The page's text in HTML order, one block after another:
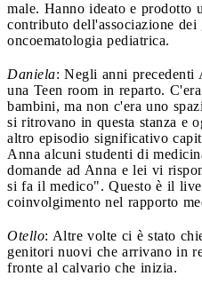
male. Hanno ideato e prodotto
contributo dell'associazione
oncoematologia pediatrica.
Daniela: Negli anni precedenti
una Teen room in reparto.
bambini, ma non c'era uno
si ritrovano in questa stanza e
altro episodio significativo
Anna alcuni studenti di
domande ad Anna e lei vi
si fa il medico". Questo è il
coinvolgimento nel rapporto
Otello: Altre volte ci è stato
genitori nuovi che arrivano in
fronte al calvario che inizia.